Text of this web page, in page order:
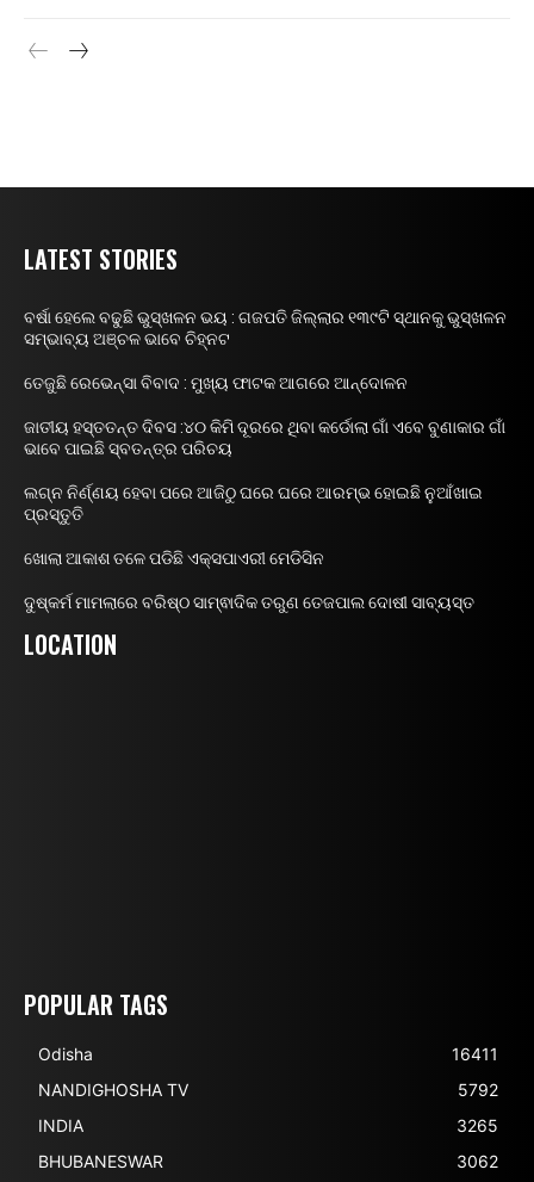
LATEST STORIES
ବର୍ଷା ହେଲେ ବଢୁଛି ଭୁସ୍ଖଳନ ଭୟ : ଗଜପତି ଜିଲ୍ଲାର ୧୩୯ଟି ସ୍ଥାନକୁ ଭୁସ୍ଖଳନ
ସମ୍ଭାବ୍ୟ ଅଞ୍ଚଳ ଭାବେ ଚିହ୍ନଟ
ତେଜୁଛି ରେଭେନ୍ସା ବିବାଦ : ମୁଖ୍ୟ ଫାଟକ ଆଗରେ ଆନ୍ଦୋଳନ
ଜାତୀୟ ହସ୍ତତନ୍ତ ଦିବସ :୪୦ କିମି ଦୂରରେ ଥିବା କର୍ଡୋଲା ଗାଁ ଏବେ ବୁଣାକାର ଗାଁ
ଭାବେ ପାଇଛି ସ୍ବତନ୍ତ୍ର ପରିଚୟ
ଲଗ୍ନ ନିର୍ଣ୍ଣୟ ହେବା ପରେ ଆଜିଠୁ ଘରେ ଘରେ ଆରମ୍ଭ ହୋଇଛି ନୁଆଁଖାଇ
ପ୍ରସ୍ତୁତି
ଖୋଲା ଆକାଶ ତଳେ ପଡିଛି ଏକ୍ସପାଏରୀ ମେଡିସିନ
ଦୁଷ୍କର୍ମ ମାମଲାରେ ବରିଷ୍ଠ ସାମ୍ଵାଦିକ ତରୁଣ ତେଜପାଲ ଦୋଷୀ ସାବ୍ୟସ୍ତ
LOCATION
POPULAR TAGS
Odisha
16411
NANDIGHOSHA TV
5792
INDIA
3265
BHUBANESWAR
3062